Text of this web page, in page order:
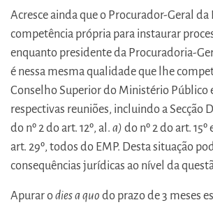
Acresce ainda que o Procurador-Geral da
competência própria para instaurar
enquanto presidente da Procuradoria-
é nessa mesma qualidade que lhe
Conselho Superior do Ministério Público
respectivas reuniões, incluindo a Secção
do nº 2 do art. 12º, al. a) do nº 2 do art.
art. 29º, todos do EMP. Desta situação
consequências jurídicas ao nível da
Apurar odies a quo do prazo de 3 meses